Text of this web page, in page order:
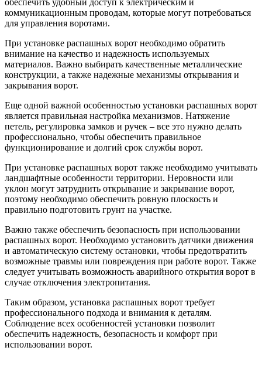
обеспечить удобный доступ к электрическим и
коммуникационным проводам, которые могут потребоваться
для управления воротами.
При установке распашных ворот необходимо обратить
внимание на качество и надежность используемых
материалов. Важно выбирать качественные металлические
конструкции, а также надежные механизмы открывания и
закрывания ворот.
Еще одной важной особенностью установки распашных ворот
является правильная настройка механизмов. Натяжение
петель, регулировка замков и ручек – все это нужно делать
профессионально, чтобы обеспечить правильное
функционирование и долгий срок службы ворот.
При установке распашных ворот также необходимо учитывать
ландшафтные особенности территории. Неровности или
уклон могут затруднить открывание и закрывание ворот,
поэтому необходимо обеспечить ровную плоскость и
правильно подготовить грунт на участке.
Важно также обеспечить безопасность при использовании
распашных ворот. Необходимо установить датчики движения
и автоматическую систему остановки, чтобы предотвратить
возможные травмы или повреждения при работе ворот. Также
следует учитывать возможность аварийного открытия ворот в
случае отключения электропитания.
Таким образом, установка распашных ворот требует
профессионального подхода и внимания к деталям.
Соблюдение всех особенностей установки позволит
обеспечить надежность, безопасность и комфорт при
использовании ворот.